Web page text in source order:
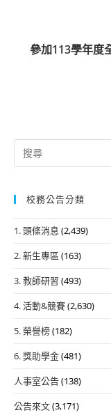
參加113學年度
Search
for:
校務公告分類
1. 頭條消息 (2,439)
2. 新生專區 (163)
3. 教師研習 (493)
4. 活動&競賽(2,630)
5. 榮譽榜(182)
6. 獎助學金(481)
人事室公告(138)
公告來文(3,171)